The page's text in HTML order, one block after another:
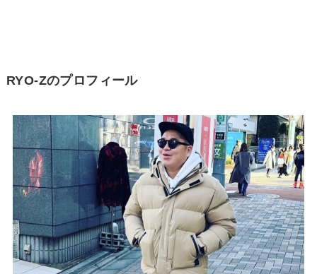
RYO-Zのプロフィール